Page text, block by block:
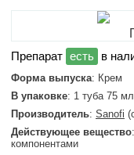
в
Форма выпуска: Крем
В упаковке: 1 туба 75 мл
Производитель: Sanofi
Действующее вещество
компонентами